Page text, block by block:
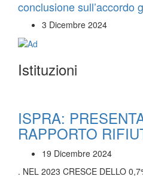
conclusione sull’accordo
3 Dicembre 2024
Istituzioni
ISPRA:
RAPPORTO
19 Dicembre 2024
. NEL 2023 CRESCE DELLO